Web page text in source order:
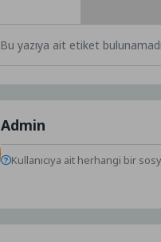
Bu yazıya ait etiket
Admin
Kullanıcıya ait herhangi bir